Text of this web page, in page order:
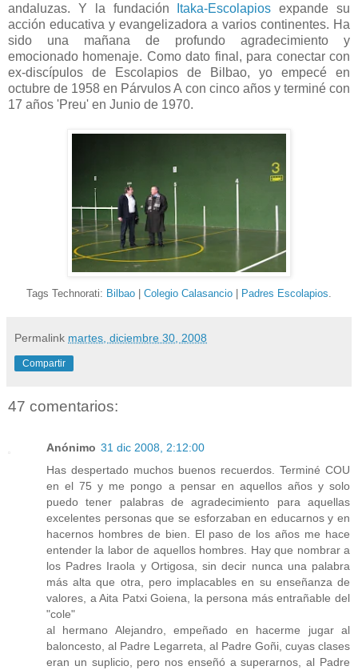
andaluzas. Y la fundación
Itaka-Escolapios expande su
acción educativa y evangelizadora a varios continentes. Ha
sido una mañana de profundo agradecimiento y
emocionado homenaje. Como dato final, para conectar con
ex-discípulos de Escolapios de Bilbao, yo empecé en
octubre de 1958 en Párvulos A con cinco años y terminé con
17 años 'Preu' en Junio de 1970.
Tags Technorati: Bilbao Colegio Calasancio Padres Escolapios
Permalink martes, diciembre 30, 2008
Compartir
47 comentarios:
Anónimo 31 dic 2008, 2:12:00
Has despertado muchos buenos recuerdos. Terminé COU
en el 75 y me pongo a pensar en aquellos años y solo
puedo tener palabras de agradecimiento para aquellas
excelentes personas que se esforzaban en educarnos y en
hacernos hombres de bien. El paso de los años me hace
entender la labor de aquellos hombres. Hay que nombrar a
los Padres Iraola y Ortigosa, sin decir nunca una palabra
más alta que otra, pero implacables en su enseñanza de
valores, a Aita Patxi Goiena, la persona más entrañable del
"cole"
al hermano Alejandro, empeñado en hacerme jugar al
baloncesto, al Padre Legarreta, al Padre Goñi, cuyas clases
eran un suplicio, pero nos enseñó a superarnos, al Padre